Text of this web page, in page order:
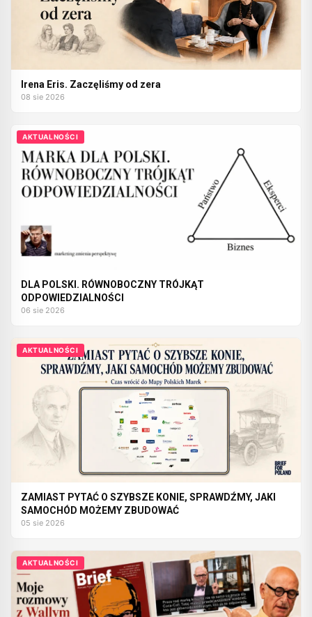
Irena Eris. Zaczęliśmy od zera
08 sie 2026
AKTUALNOŚCI
DLA POLSKI. RÓWNOBOCZNY TRÓJKĄT
ODPOWIEDZIALNOŚCI
06 sie 2026
AKTUALNOŚCI
ZAMIAST PYTAĆ O SZYBSZE KONIE, SPRAWDŹMY, JAKI
SAMOCHÓD MOŻEMY ZBUDOWAĆ
05 sie 2026
AKTUALNOŚCI